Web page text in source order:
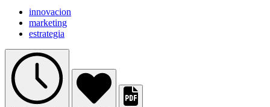
innovacion
marketing
estrategia